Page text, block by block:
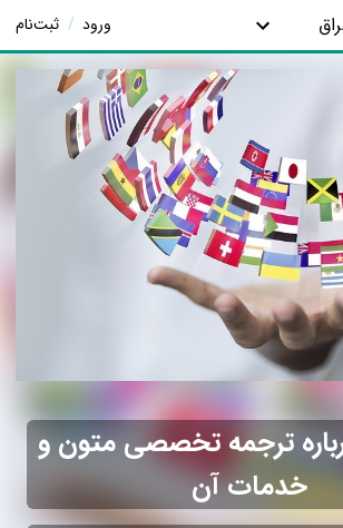
ورود / ثبت‌نام
ترجمه تخصصی متون و
خدمات آن